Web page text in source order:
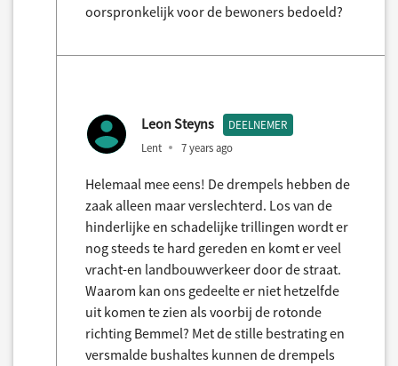
oorspronkelijk voor de bewoners bedoeld?
Leon Steyns DEELNEMER
Lent 7 years ago
Helemaal mee eens! De drempels hebben de
zaak alleen maar verslechterd. Los van de
hinderlijke en schadelijke trillingen wordt er
nog steeds te hard gereden en komt er veel
vracht-en landbouwverkeer door de straat.
Waarom kan ons gedeelte er niet hetzelfde
uit komen te zien als voorbij de rotonde
richting Bemmel? Met de stille bestrating en
versmalde bushaltes kunnen de drempels